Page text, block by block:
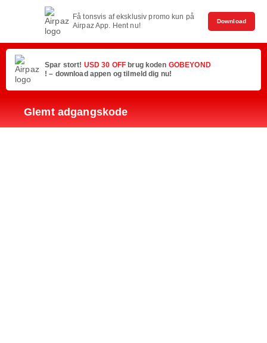
Få tonsvis af eksklusiv promo kun på
Airpaz App. Hent nu!
Download
Spar stort! USD 30 OFF brug koden GOBEYOND
! – download appen og tilmeld dig nu!
Glemt adgangskode